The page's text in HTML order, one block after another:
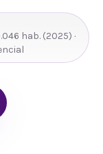
hab. (2025) ·